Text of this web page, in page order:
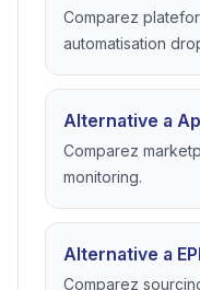
Comparez
automatisation
Alternative a
Comparez
monitoring.
Alternative a
Comparez